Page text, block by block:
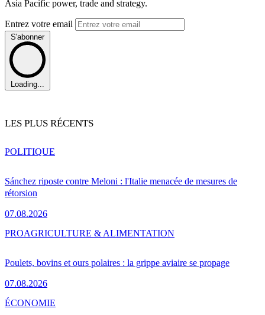
Asia Pacific power, trade and strategy.
Entrez votre email
S'abonner
Loading...
LES PLUS RÉCENTS
Sánchez riposte contre Meloni : l'Italie menacée de mesures de
rétorsion
07.08.2026
POLITIQUE
Poulets, bovins et ours polaires : la grippe aviaire se propage
07.08.2026
PROAGRICULTURE & ALIMENTATION
ÉCONOMIE